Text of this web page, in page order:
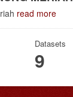
read more
Datasets
9